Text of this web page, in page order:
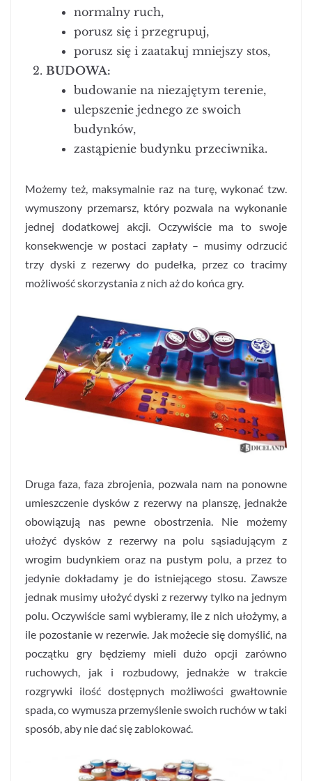
normalny ruch,
porusz się i przegrupuj,
porusz się i zaatakuj mniejszy stos,
BUDOWA:
budowanie na niezajętym terenie,
ulepszenie jednego ze swoich
budynków,
zastąpienie budynku przeciwnika.
Możemy też, maksymalnie raz na turę, wykonać tzw.
wymuszony przemarsz, który pozwala na wykonanie
jednej dodatkowej akcji. Oczywiście ma to swoje
konsekwencje w postaci zapłaty – musimy odrzucić
trzy dyski z rezerwy do pudełka, przez co tracimy
możliwość skorzystania z nich aż do końca gry.
Druga faza, faza zbrojenia, pozwala nam na ponowne
umieszczenie dysków z rezerwy na planszę, jednakże
obowiązują nas pewne obostrzenia. Nie możemy
ułożyć dysków z rezerwy na polu sąsiadującym z
wrogim budynkiem oraz na pustym polu, a przez to
jedynie dokładamy je do istniejącego stosu. Zawsze
jednak musimy ułożyć dyski z rezerwy tylko na jednym
polu. Oczywiście sami wybieramy, ile z nich ułożymy, a
ile pozostanie w rezerwie. Jak możecie się domyślić, na
początku gry będziemy mieli dużo opcji zarówno
ruchowych, jak i rozbudowy, jednakże w trakcie
rozgrywki ilość dostępnych możliwości gwałtownie
spada, co wymusza przemyślenie swoich ruchów w taki
sposób, aby nie dać się zablokować.